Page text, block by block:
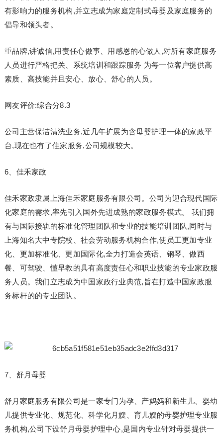
有影响力的服务机构,并立志成为家庭定制式母婴及家庭服务的
倡导和领头者。
重品牌,讲诚信,用责任心做事、用感恩的心做人,对所有家庭服务
人员进行严格把关、系统培训和跟踪服务 为每一位客户提供高
素质、高技能并且安心、放心、舒心的人员。
网友评价:综合分8.3
公司主营保洁清洗业务,近几年扩展为含母婴护理一体的家政平
台,现在也有了住家服务,公司规模较大。
6、佳禾家政
佳禾家政隶属上海佳禾家庭服务有限公司。公司为迎合现代国际
化家庭的需求,率先引入国外先进成熟的家政服务模式。 我们拥
有与国际接轨的标准化管理团队和专业的技能培训团队,同时与
上海知名大中专院校、社会劳动服务机构合作,使员工更加专业
化、更加标准化、更加国际化,全力打造会英语、钢琴、做西
餐、可驾驶、懂早教的具有高度责任心和职业技能的专业家政服
务人员。我们立志成为中国家政行业典范,旨在打造中国家政服
务标杆的的专业团队。
7、舒月母婴
舒月家庭服务有限公司是一家专门为孕、产妈妈和新生儿、婴幼
儿提供专业化、规范化、科学化月嫂、育儿嫂的母婴护理专业服
务机构,公司下设舒月母婴护理中心,是国内专业针对母婴提供一